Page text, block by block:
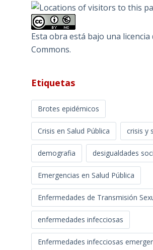
Esta obra está bajo una licencia
Commons.
Etiquetas
Brotes epidémicos
Crisis en Salud Pública crisis y
demografia desigualdades
Emergencias en Salud Pública
Enfermedades de Transmisión
enfermedades infecciosas
Enfermedades infecciosas